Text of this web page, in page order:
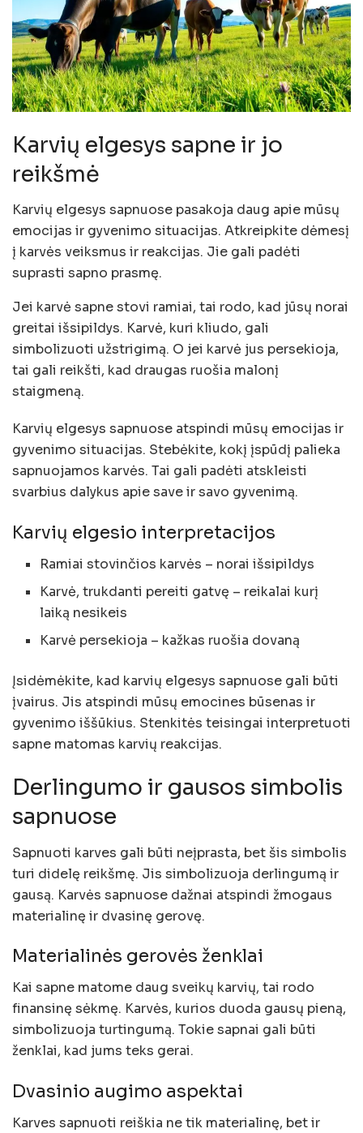
Karvių elgesys sapne ir jo
reikšmė
Karvių elgesys sapnuose pasakoja daug apie mūsų
emocijas ir gyvenimo situacijas. Atkreipkite dėmesį
į karvės veiksmus ir reakcijas. Jie gali padėti
suprasti sapno prasmę.
Jei karvė sapne stovi ramiai, tai rodo, kad jūsų norai
greitai išsipildys. Karvė, kuri kliudo, gali
simbolizuoti užstrigimą. O jei karvė jus persekioja,
tai gali reikšti, kad draugas ruošia malonį
staigmeną.
Karvių elgesys sapnuose atspindi mūsų emocijas ir
gyvenimo situacijas. Stebėkite, kokį įspūdį palieka
sapnuojamos karvės. Tai gali padėti atskleisti
svarbius dalykus apie save ir savo gyvenimą.
Karvių elgesio interpretacijos
Ramiai stovinčios karvės – norai išsipildys
Karvė, trukdanti pereiti gatvę – reikalai kurį
laiką nesikeis
Karvė persekioja – kažkas ruošia dovaną
Įsidėmėkite, kad karvių elgesys sapnuose gali būti
įvairus. Jis atspindi mūsų emocines būsenas ir
gyvenimo iššūkius. Stenkitės teisingai interpretuoti
sapne matomas karvių reakcijas.
Derlingumo ir gausos simbolis
sapnuose
Sapnuoti karves gali būti neįprasta, bet šis simbolis
turi didelę reikšmę. Jis simbolizuoja derlingumą ir
gausą. Karvės sapnuose dažnai atspindi žmogaus
materialinę ir dvasinę gerovę.
Materialinės gerovės ženklai
Kai sapne matome daug sveikų karvių, tai rodo
finansinę sėkmę. Karvės, kurios duoda gausų pieną,
simbolizuoja turtingumą. Tokie sapnai gali būti
ženklai, kad jums teks gerai.
Dvasinio augimo aspektai
Karves sapnuoti reiškia ne tik materialinę, bet ir